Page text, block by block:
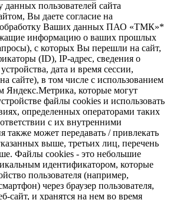
данных пользователей сайта
Вы даете согласие на
обработку Ваших данных ПАО «ТМК»*
информацию о ваших прошлых
с которых Вы перешли на сайт,
(ID), IP-адрес, сведения о
дата и время сессии,
сайте), в том числе с использованием
Яндекс.Метрика, которые могут
файлы cookies и использовать
определенных операторами таких
с их внутренними
может передавать / привлекать
выше, третьих лиц, перечень
Файлы cookies - это небольшие
идентификатором, которые
пользователя (например,
через браузер пользователя,
сайт, и хранятся на нем во время